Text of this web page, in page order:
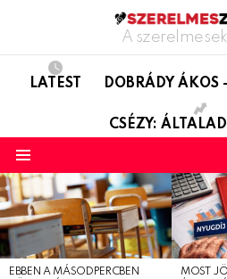
A
LATEST DOBRÁDY
CSÉZY:
LATEST
STORIES
EBBEN A MÁSODPERCBEN
MOST